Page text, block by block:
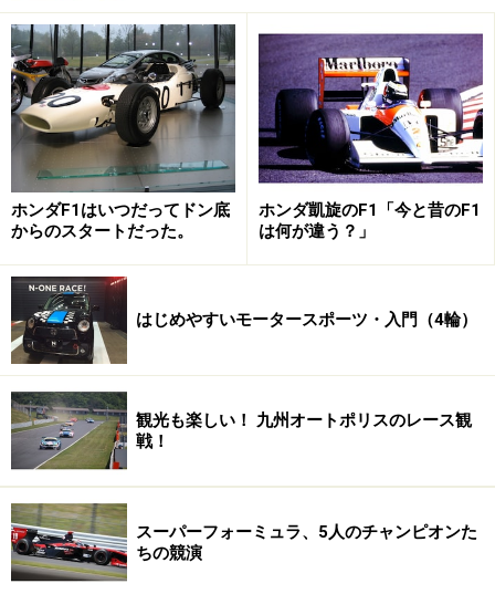
ホンダF1はいつだってドン底
からのスタートだった。
ホンダ凱旋のF1「今と昔のF1
は何が違う？」
はじめやすいモータースポーツ・入門（4輪）
観光も楽しい！ 九州オートポリスのレース観
戦！
スーパーフォーミュラ、5人のチャンピオンた
ちの競演